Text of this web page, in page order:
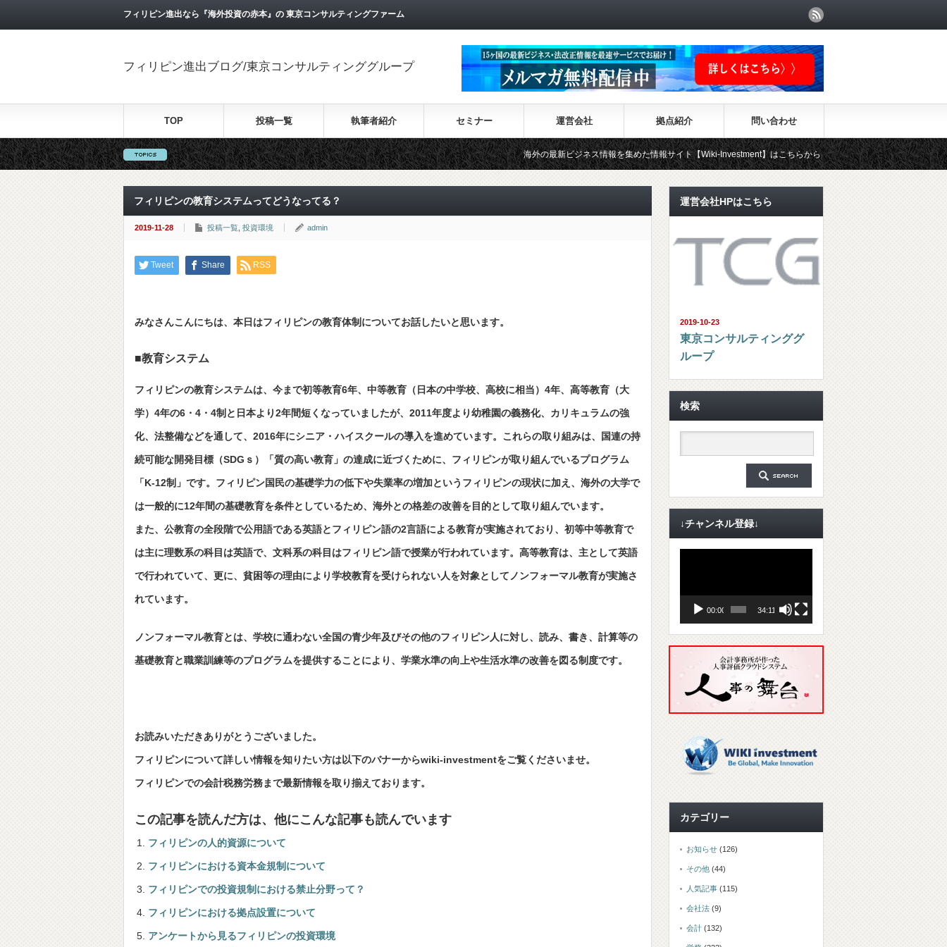
フィリピン進出なら『海外投資の赤本』の 東京コンサルティングファーム
フィリピン進出ブログ/東京コンサルティンググループ
TOP 投稿一覧 執筆者紹介 セミナー 運営会社 拠点紹介 問い合わせ
海外の最新ビジネス情報を集めた情報サイト【Wiki-Investment】はこちらから！！
フィリピンの教育システムってどうなってる？
2019-11-28 投稿一覧 投資環境 admin
Tweet Share RSS
みなさんこんにちは、本日はフィリピンの教育体制についてお話したいと思います。
■教育システム
フィリピンの教育システムは、今まで初等教育6年、中等教育（日本の中学校、高校に相当）4年、高等教育（大
学）4年の6・4・4制と日本より2年間短くなっていましたが、2011年度より幼稚園の義務化、カリキュラムの強
化、法整備などを通して、2016年にシニア・ハイスクールの導入を進めています。これらの取り組みは、国連の持
続可能な開発目標（SDGｓ）「質の高い教育」の達成に近づくために、フィリピンが取り組んでいるプログラム
「K-12制」です。フィリピン国民の基礎学力の低下や失業率の増加というフィリピンの現状に加え、海外の大学で
は一般的に12年間の基礎教育を条件としているため、海外との格差の改善を目的として取り組んでいます。
また、公教育の全段階で公用語である英語とフィリピン語の2言語による教育が実施されており、初等中等教育で
は主に理数系の科目は英語で、文科系の科目はフィリピン語で授業が行われています。高等教育は、主として英語
で行われていて、更に、貧困等の理由により学校教育を受けられない人を対象としてノンフォーマル教育が実施さ
れています。
ノンフォーマル教育とは、学校に通わない全国の青少年及びその他のフィリピン人に対し、読み、書き、計算等の
基礎教育と職業訓練等のプログラムを提供することにより、学業水準の向上や生活水準の改善を図る制度です。
お読みいただきありがとうございました。
フィリピンについて詳しい情報を知りたい方は以下のバナーからwiki-investmentをご覧くださいませ。
フィリピンでの会計税務労務まで最新情報を取り揃えております。
この記事を読んだ方は、他にこんな記事も読んでいます
フィリピンの人的資源について
フィリピンにおける資本金規制について
フィリピンでの投資規制における禁止分野って？
フィリピンにおける拠点設置について
アンケートから見るフィリピンの投資環境
運営会社HPはこちら
2019-10-23
東京コンサルティンググ
ループ
検索
↓チャンネル登録↓
ー
00:00 34:11
カテゴリー
お知らせ (126)
その他 (44)
人気記事 (115)
会社法 (9)
会計 (132)